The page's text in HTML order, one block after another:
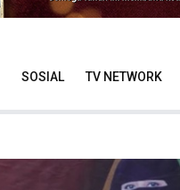
SOSIAL TV NETWORK